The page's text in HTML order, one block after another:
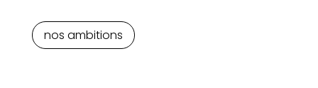
nos ambitions